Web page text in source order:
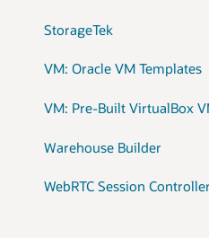
StorageTek
VM: Oracle VM Templates
VM: Pre-Built VirtualBox
Warehouse Builder
WebRTC Session